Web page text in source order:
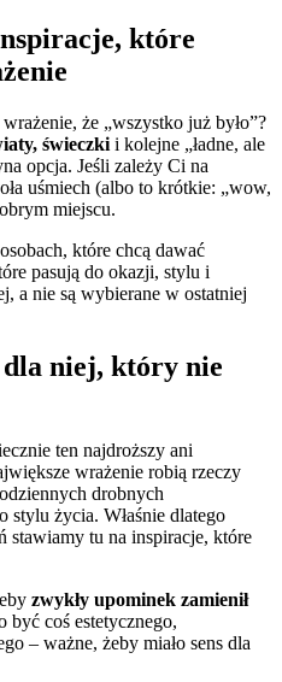
które
że „wszystko już było”?
świeczki i kolejne „ładne, ale
opcja. Jeśli zależy Ci na
uśmiech (albo to krótkie: „wow,
miejscu.
które chcą dawać
pasują do okazji, stylu i
a nie są wybierane w ostatniej
niej, który nie
ten najdroższy ani
wrażenie robią rzeczy
drobnych
stylu życia. Właśnie dlatego
stawiamy tu na inspiracje, które
zwykły upominek zamienił
być coś estetycznego,
– ważne, żeby miało sens dla